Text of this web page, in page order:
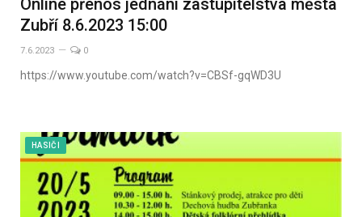
Online přenos jednání zastupitelstva města
Zubří 8.6.2023 15:00
7.6.2023 0
https://www.youtube.com/watch?v=CBSf-gqWD3U
HASIČI